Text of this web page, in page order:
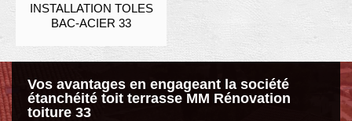
INSTALLATION TOLES
BAC-ACIER 33
Vos avantages en engageant la société
étanchéité toit terrasse MM Rénovation
toiture 33